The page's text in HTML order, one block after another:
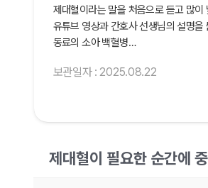
제대혈이라는 말을 처음으로 듣고 많이
유튜브 영상과 간호사 선생님의 설명을
동료의 소아 백혈병…
보관일자 : 2025.08.22
제대혈이 필요한 순간에